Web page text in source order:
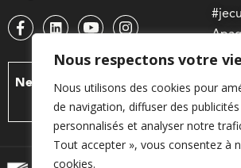
Nous respectons votre
Nous utilisons des cookies pour
de navigation, diffuser des
personnalisés et analyser notre
Tout accepter », vous consentez à
cookies.
Neem contact met ons
op